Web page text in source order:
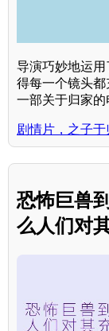
导演巧妙地运
得每一个镜头
一部关于归家的
剧情片，之子
恐怖巨兽
么人们对